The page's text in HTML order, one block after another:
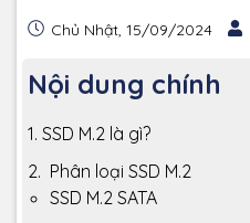
Chủ Nhật, 15/09/2024
Nội dung chính
1. SSD M.2 là gì?
2. Phân loại SSD M.2
SSD M.2 SATA